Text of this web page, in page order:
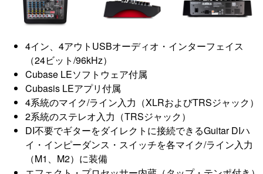
4イン、4アウトUSBオーディオ・インターフェイス
（24ビット/96kHz）
Cubase LEソフトウェア付属
Cubasis LEアプリ付属
4系統のマイク/ライン入力（XLRおよびTRSジャック）
2系統のステレオ入力（TRSジャック）
DI不要でギターをダイレクトに接続できるGuitar DIハ
イ・インピーダンス・スイッチを各マイク/ライン入力
（M1、M2）に装備